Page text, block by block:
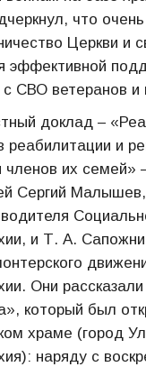
что
Церкви и
эффективной
СВО ветеранов и
доклад –
и
членов их семей»
Сергий Малышев,
и Т. А.
Они
который был
храме (город
наряду с